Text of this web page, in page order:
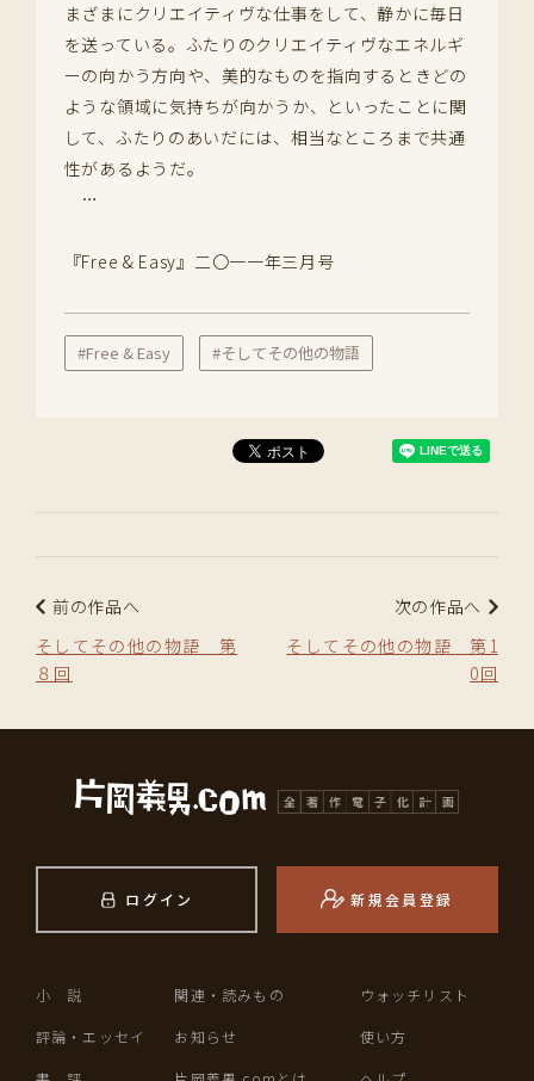
まざまにクリエイティヴな仕事をして、静かに毎日
を送っている。ふたりのクリエイティヴなエネルギ
ーの向かう方向や、美的なものを指向するときどの
ような領域に気持ちが向かうか、といったことに関
して、ふたりのあいだには、相当なところまで共通
性があるようだ。
…
『Free & Easy』二〇一一年三月号
#Free & Easy #そしてその他の物語
前の作品へ
そしてその他の物語 第
８回
次の作品へ
そしてその他の物語 第1
0回
ログイン 新規会員登録
小 説
評論・エッセイ
関連・読みもの
お知らせ
ウォッチリスト
使い方